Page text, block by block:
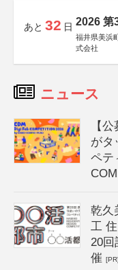
あと 32 日 2026 第
福井県美浜
式会社
ニュース
【
がタ
ペテ
乾久
工
20回
催[PR]